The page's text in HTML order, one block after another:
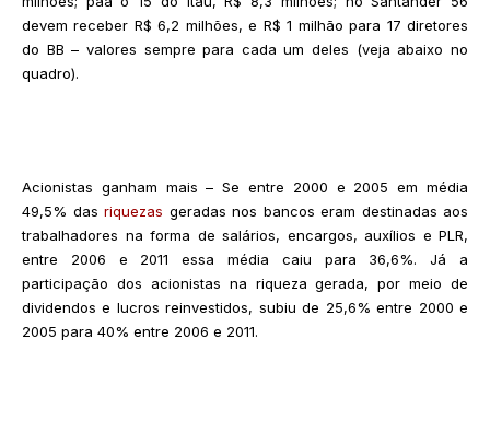
devem receber R$ 6,2 milhões, e R$ 1 milhão para 17 diretores
do BB – valores sempre para cada um deles (veja abaixo no
quadro).
Acionistas ganham mais – Se entre 2000 e 2005 em média
49,5% das riquezas geradas nos bancos eram destinadas aos
trabalhadores na forma de salários, encargos, auxílios e PLR,
entre 2006 e 2011 essa média caiu para 36,6%. Já a
participação dos acionistas na riqueza gerada, por meio de
dividendos e lucros reinvestidos, subiu de 25,6% entre 2000 e
2005 para 40% entre 2006 e 2011.